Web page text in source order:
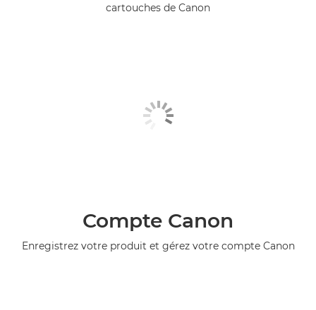
cartouches de Canon
Compte Canon
Enregistrez votre produit et gérez votre compte Canon